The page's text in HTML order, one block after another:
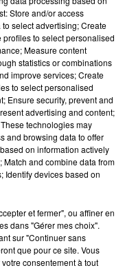
Avant de le planter de
un lieu intermédiare
jours de répis
à la vie de chatelain
clip
Store and/or access
select advertising; Create
to select personalised
Measure content
statistics or combinations
improve services; Create
to select personalised
Ensure security, prevent and
advertising and content;
technologies may
and browsing data to offer
on information actively
and combine data from
Identify devices based on
et fermer", ou affiner en
dans "Gérer mes choix".
sur "Continuer sans
que pour ce site. Vous
consentement à tout